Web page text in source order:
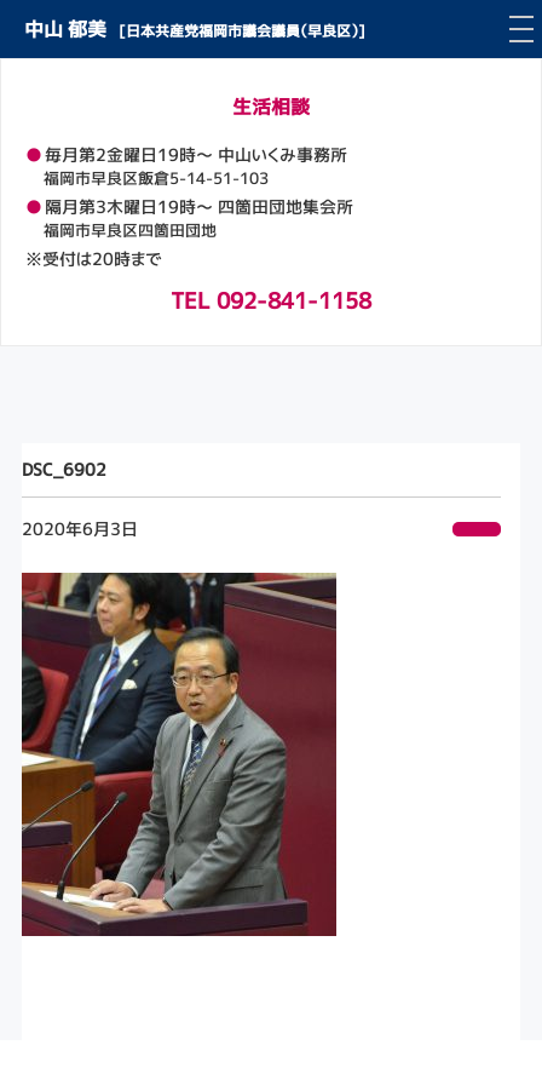
中山 郁美 [日本共産党福岡市議会議員（早良区）]
生活相談
●毎月第2金曜日19時～ 中山いくみ事務所
福岡市早良区飯倉5-14-51-103
● 隔月第3木曜日19時～ 四箇田団地集会所
福岡市早良区四箇田団地
※受付は20時まで
TEL 092-841-1158
DSC_6902
2020年6月3日